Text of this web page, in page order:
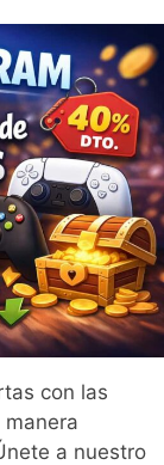
con las
a nuestro